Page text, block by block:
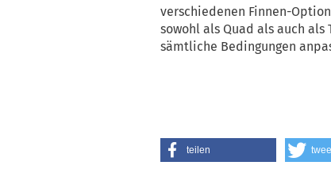
verschiedenen Finnen-
sowohl als Quad als auch
sämtliche Bedingungen
teilen